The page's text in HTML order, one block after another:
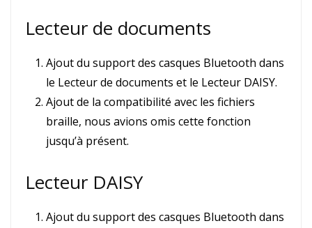
Lecteur de documents
Ajout du support des casques Bluetooth dans
le Lecteur de documents et le Lecteur DAISY.
Ajout de la compatibilité avec les fichiers
braille, nous avions omis cette fonction
jusqu’à présent.
Lecteur DAISY
Ajout du support des casques Bluetooth dans